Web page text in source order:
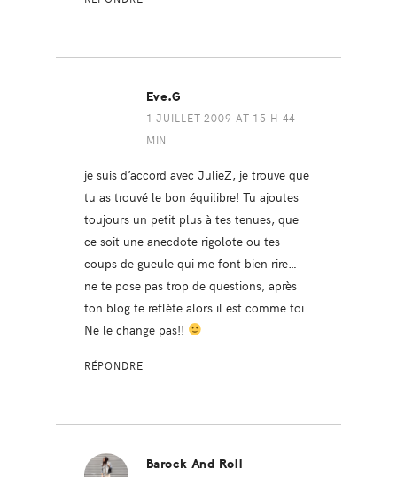
Eve.G
1 JUILLET 2009 AT 15 H 44
MIN
je suis d’accord avec JulieZ, je trouve que
tu as trouvé le bon équilibre! Tu ajoutes
toujours un petit plus à tes tenues, que
ce soit une anecdote rigolote ou tes
coups de gueule qui me font bien rire…
ne te pose pas trop de questions, après
ton blog te reflète alors il est comme toi.
Ne le change pas!!
RÉPONDRE
Barock And Roll